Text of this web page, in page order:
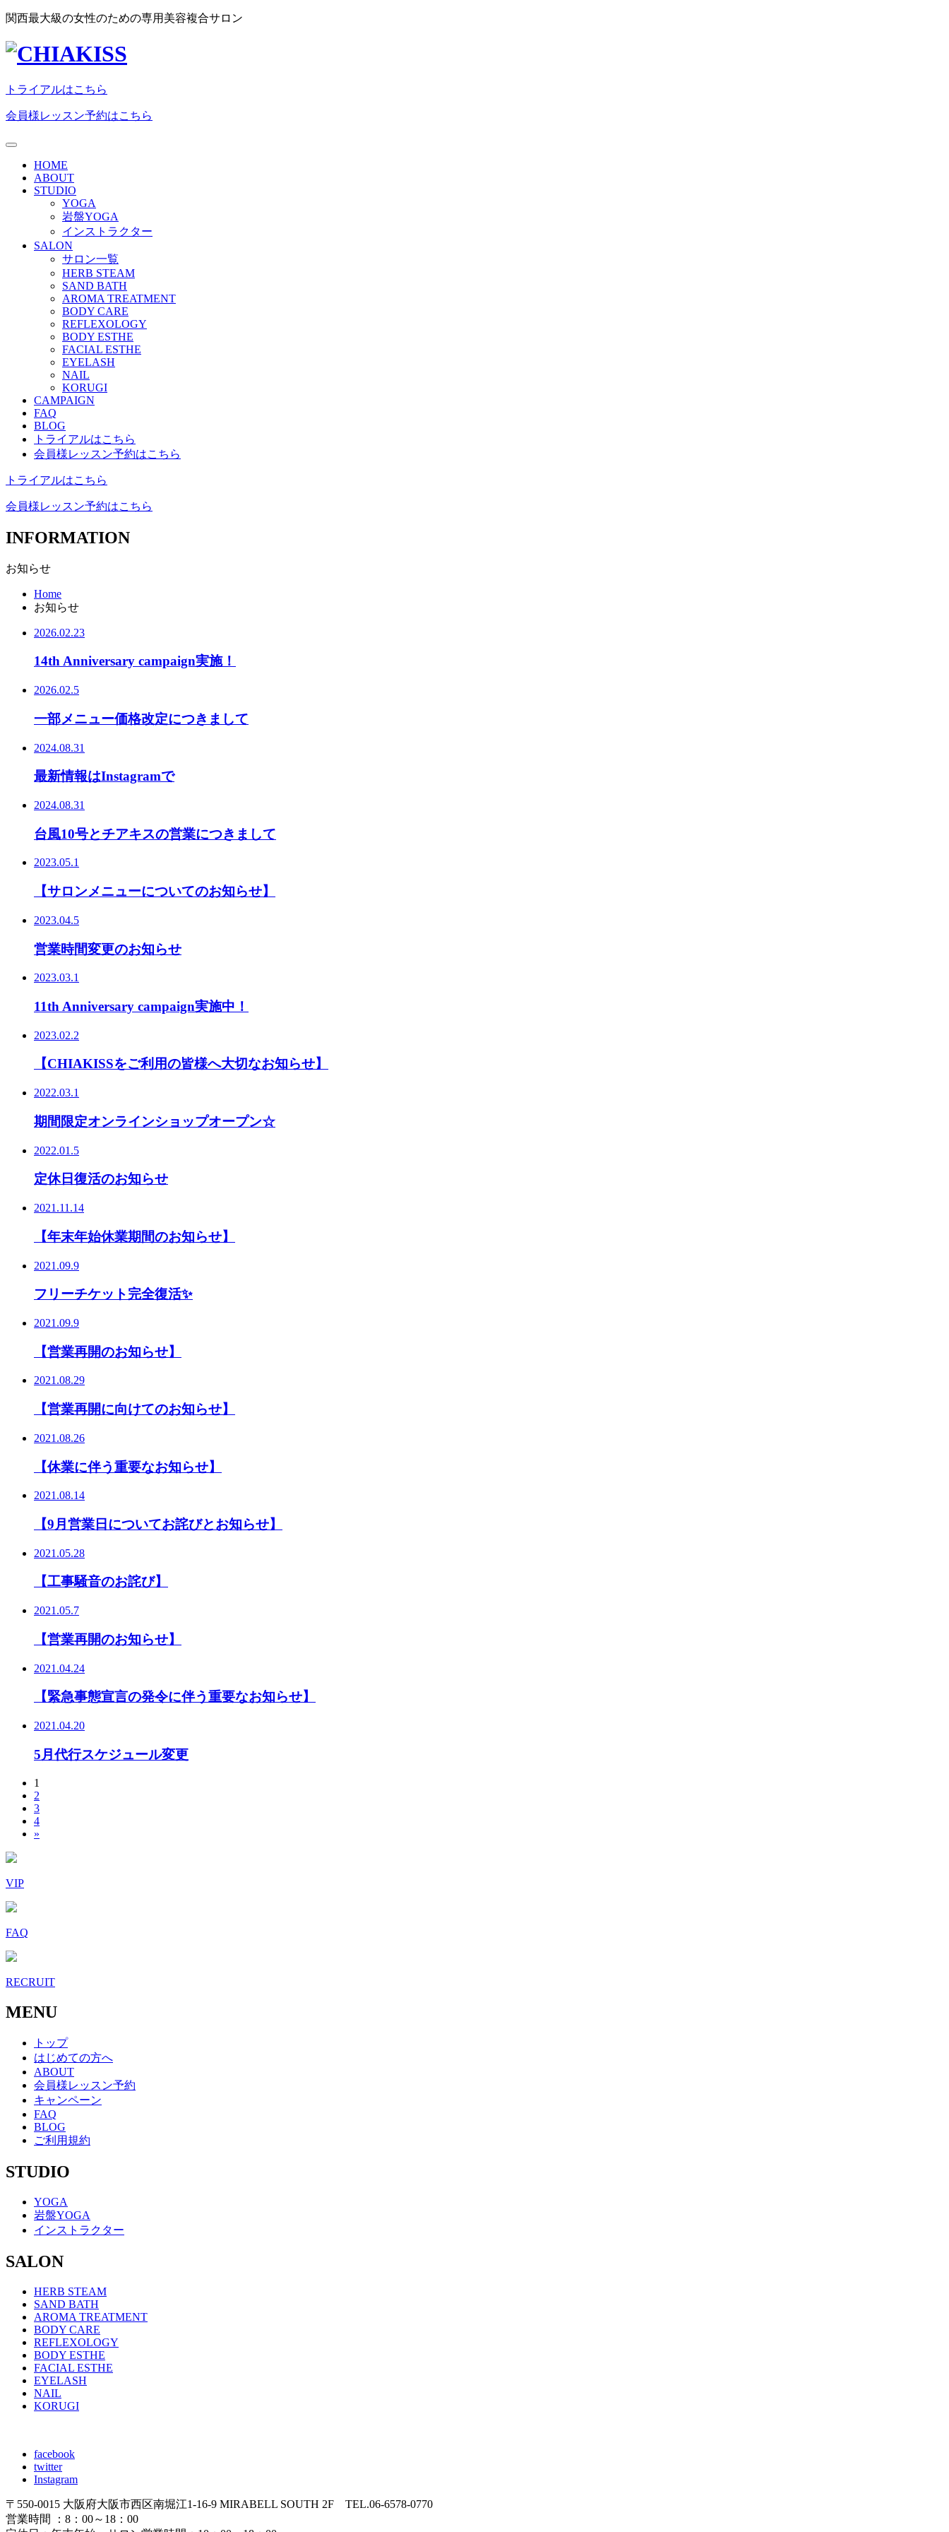
関西最大級の女性のための専用美容複合サロン
トライアルはこちら
会員様レッスン予約はこちら
HOME
ABOUT
STUDIO
YOGA
岩盤YOGA
インストラクター
SALON
サロン一覧
HERB STEAM
SAND BATH
AROMA TREATMENT
BODY CARE
REFLEXOLOGY
BODY ESTHE
FACIAL ESTHE
EYELASH
NAIL
KORUGI
CAMPAIGN
FAQ
BLOG
トライアルはこちら
会員様レッスン予約はこちら
トライアルはこちら
会員様レッスン予約はこちら
INFORMATION
お知らせ
Home
お知らせ
2026.02.23
14th Anniversary campaign実施！
2026.02.5
一部メニュー価格改定につきまして
2024.08.31
最新情報はInstagramで
2024.08.31
台風10号とチアキスの営業につきまして
2023.05.1
【サロンメニューについてのお知らせ】
2023.04.5
営業時間変更のお知らせ
2023.03.1
11th Anniversary campaign実施中！
2023.02.2
【CHIAKISSをご利用の皆様へ大切なお知らせ】
2022.03.1
期間限定オンラインショップオープン☆
2022.01.5
定休日復活のお知らせ
2021.11.14
【年末年始休業期間のお知らせ】
2021.09.9
フリーチケット完全復活✨
2021.09.9
【営業再開のお知らせ】
2021.08.29
【営業再開に向けてのお知らせ】
2021.08.26
【休業に伴う重要なお知らせ】
2021.08.14
【9月営業日についてお詫びとお知らせ】
2021.05.28
【工事騒音のお詫び】
2021.05.7
【営業再開のお知らせ】
2021.04.24
【緊急事態宣言の発令に伴う重要なお知らせ】
2021.04.20
5月代行スケジュール変更
1
2
3
4
»
VIP
FAQ
RECRUIT
MENU
トップ
はじめての方へ
ABOUT
会員様レッスン予約
キャンペーン
FAQ
BLOG
ご利用規約
STUDIO
YOGA
岩盤YOGA
インストラクター
SALON
HERB STEAM
SAND BATH
AROMA TREATMENT
BODY CARE
REFLEXOLOGY
BODY ESTHE
FACIAL ESTHE
EYELASH
NAIL
KORUGI
facebook
twitter
Instagram
〒550-0015 大阪府大阪市西区南堀江1-16-9 MIRABELL SOUTH 2F TEL.06-6578-0770
営業時間 ：8：00～18：00